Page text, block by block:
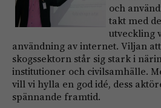
och
takt med
utveckling
användning av internet. Viljan
skogssektorn står sig stark i
institutioner och civilsamhälle.
vill vi hylla en god idé, dess
spännande framtid.